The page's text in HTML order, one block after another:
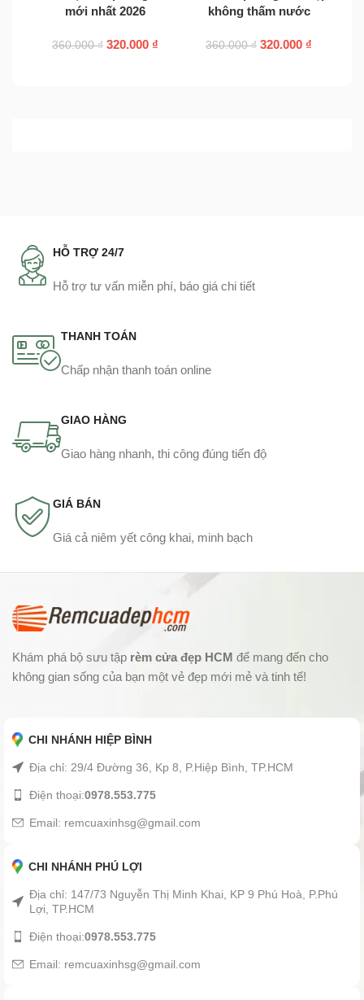
mới nhất 2026
360.000₫ 320.000 ₫
không thấm nước
360.000₫ 320.000 ₫
HỖ TRỢ 24/7
Hỗ trợ tư vấn miễn phí, báo giá chi tiết
THANH TOÁN
Chấp nhận thanh toán online
GIAO HÀNG
Giao hàng nhanh, thi công đúng tiến độ
GIÁ BÁN
Giá cả niêm yết công khai, minh bạch
Khám phá bộ sưu tập rèm cửa đẹp HCM để mang đến cho
không gian sống của bạn một vẻ đẹp mới mẻ và tinh tế!
CHI NHÁNH HIỆP BÌNH
Địa chỉ: 29/4 Đường 36, Kp 8, P.Hiệp Bình, TP.HCM
Điện thoại:0978.553.775
Email: remcuaxinhsg@gmail.com
CHI NHÁNH PHÚ LỢI
Địa chỉ: 147/73 Nguyễn Thị Minh Khai, KP 9 Phú Hoà, P.Phú
Lợi, TP.HCM
Điện thoại:0978.553.775
Email: remcuaxinhsg@gmail.com